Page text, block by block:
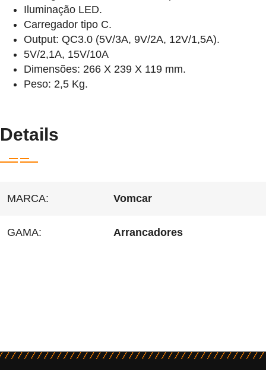
Iluminação LED.
Carregador tipo C.
Output: QC3.0 (5V/3A, 9V/2A, 12V/1,5A).
5V/2,1A, 15V/10A
Dimensões: 266 X 239 X 119 mm.
Peso: 2,5 Kg.
Details
MARCA: Vomcar
GAMA: Arrancadores